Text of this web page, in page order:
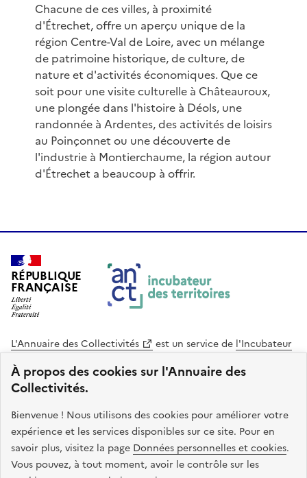
À propos des cookies sur l'Annuaire des
Collectivités.
Bienvenue ! Nous utilisons des cookies pour améliorer votre
expérience et les services disponibles sur ce site. Pour en
savoir plus, visitez la page Données personnelles et cookies.
Vous pouvez, à tout moment, avoir le contrôle sur les
Chacune de ces villes, à proximité
d'Étrechet, offre un aperçu unique de la
région Centre-Val de Loire, avec un mélange
de patrimoine historique, de culture, de
nature et d'activités économiques. Que ce
soit pour une visite culturelle à Châteauroux,
une plongée dans l'histoire à Déols, une
randonnée à Ardentes, des activités de loisirs
au Poinçonnet ou une découverte de
l'industrie à Montierchaume, la région autour
d'Étrechet a beaucoup à offrir.
RÉPUBLIQUE
FRANÇAISE
L'Annuaire des Collectivités est un service de l'Incubateur
des Territoires
Cohésion des Territoires
. Le code source de ce site web
est disponible en licence libre. Le design de ce site est conçu
avec le système de design de l’État.
legifrance.gouv.fr
info.gouv.fr
service-public.gouv.fr
data.gouv.fr